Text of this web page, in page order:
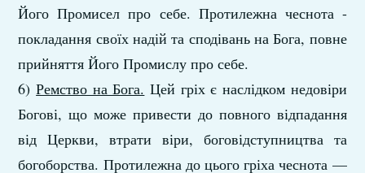
Його Промисел про себе. Протилежна чеснота -
покладання своїх надій та сподівань на Бога, повне
прийняття Його Промислу про себе.
6)Ремство на Бога. Цей гріх є наслідком недовіри
Богові, що може привести до повного відпадання
від Церкви, втрати віри, боговідступництва та
богоборства. Протилежна до цього гріха чеснота —